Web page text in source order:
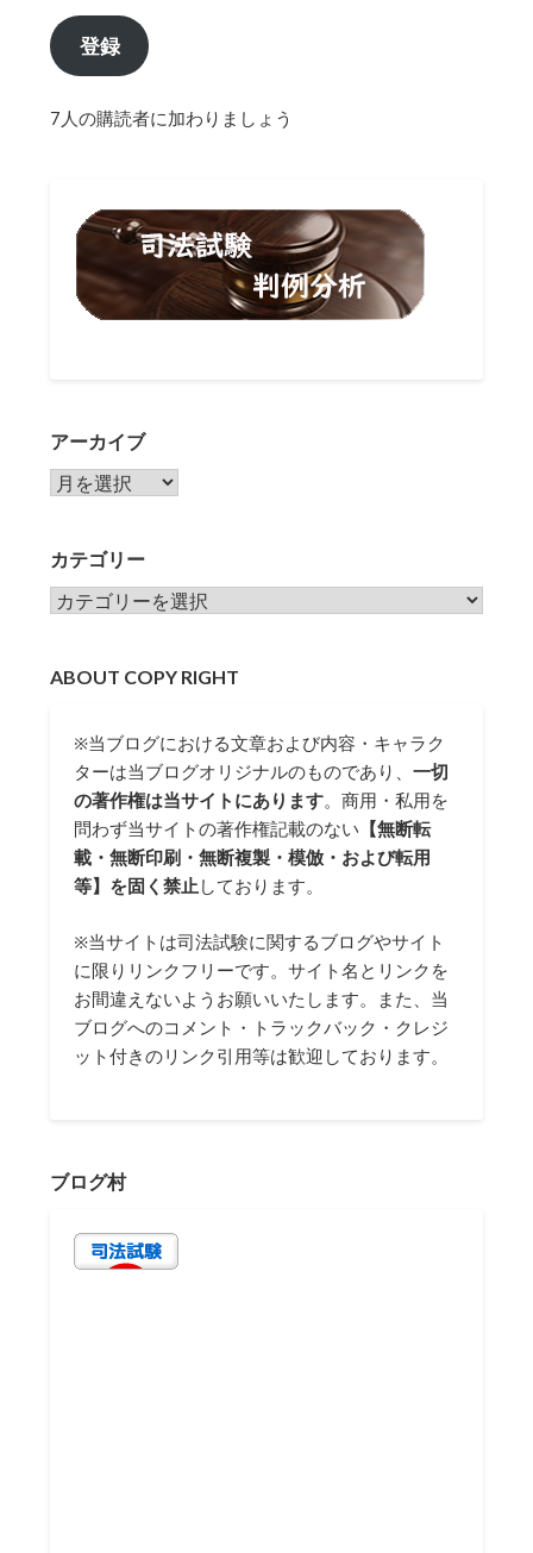
登録
7人の購読者に加わりましょう
アーカイブ
アーカイブ
カテゴリー
カテゴリー
ABOUT COPY RIGHT
※当ブログにおける文章および内容・キャラク
ターは当ブログオリジナルのものであり、一切
の著作権は当サイトにあります。商用・私用を
問わず当サイトの著作権記載のない 【無断転
載・無断印刷・無断複製・模倣・および転用
等】を固く禁止しております。
※当サイトは司法試験に関するブログやサイト
に限りリンクフリーです。サイト名とリンクを
お間違えないようお願いいたします。また、当
ブログへのコメント・トラックバック・クレジ
ット付きのリンク引用等は歓迎しております。
ブログ村